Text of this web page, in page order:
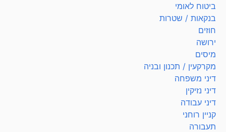
ביטוח לאומי
בנקאות / שטרות
חוזים
ירושה
מיסים
מקרקעין / תכנון ובניה
דיני משפחה
דיני נזיקין
דיני עבודה
קניין רוחני
תעבורה